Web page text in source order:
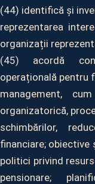
(44) identifică și
reprezentarea
organizații
(45) acordă
operațională pentru
management,
organizatorică,
schimbărilor,
financiare; obiective
politici privind
pensionare;